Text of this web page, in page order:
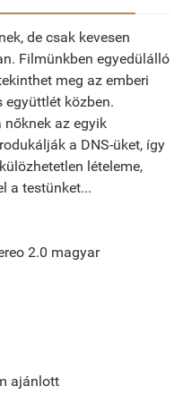
de csak kevesen
Filmünkben egyedülálló
meg az emberi
együttlét közben.
nőknek az egyik
a DNS-üket, így
lételeme,
a testünket...
2.0 magyar
ajánlott